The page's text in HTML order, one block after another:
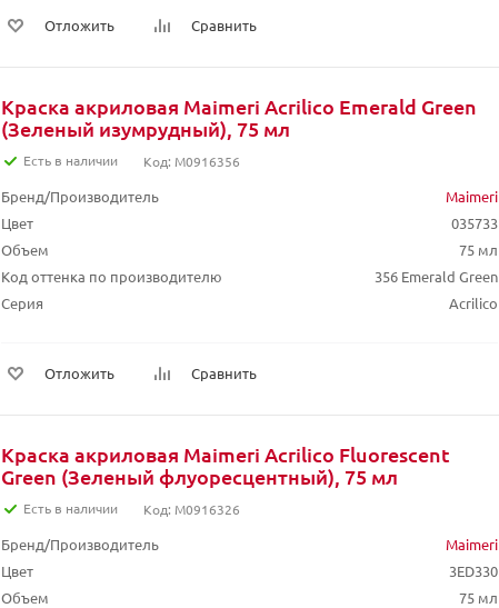
Отложить Сравнить
Краска акриловая Maimeri Acrilico Emerald Green
(Зеленый изумрудный), 75 мл
Есть в наличии Код: M0916356
Бренд/Производитель
Maimeri
Цвет
035733
Объем
75 мл
Код оттенка по производителю
356 Emerald Green
Серия
Acrilico
Отложить Сравнить
Краска акриловая Maimeri Acrilico Fluorescent
Green (Зеленый флуоресцентный), 75 мл
Есть в наличии Код: M0916326
Бренд/Производитель
Maimeri
Цвет
3ED330
Объем
75 мл